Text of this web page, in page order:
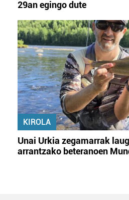
29an egingo dute
KIROLA
Unai Urkia zegamarrak
arrantzako beteranoen